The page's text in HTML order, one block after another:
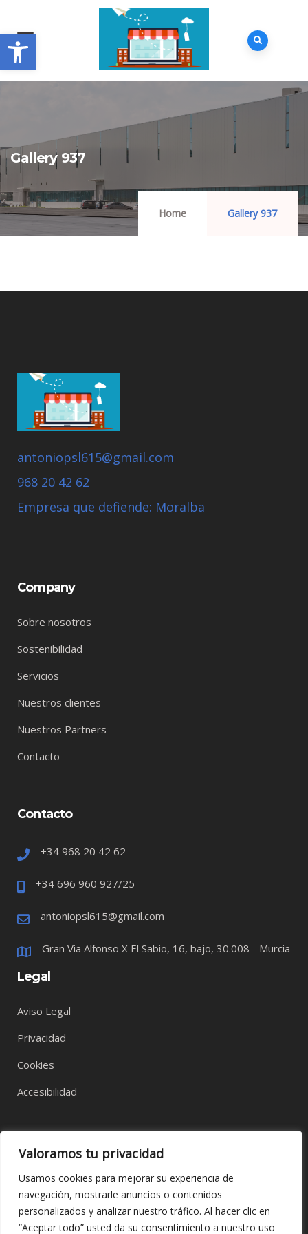
Valoramos tu privacidad
Usamos cookies para mejorar su experiencia de
navegación, mostrarle anuncios o contenidos
personalizados y analizar nuestro tráfico. Al hacer clic en
“Aceptar todo” usted da su consentimiento a nuestro uso
Gallery 937
Home Gallery 937
antoniopsl615@gmail.com
968 20 42 62
Empresa que defiende: Moralba
Company
Sobre nosotros
Sostenibilidad
Servicios
Nuestros clientes
Nuestros Partners
Contacto
Contacto
+34 968 20 42 62
+34 696 960 927/25
antoniopsl615@gmail.com
Gran Via Alfonso X El Sabio, 16, bajo, 30.008 - Murcia
Legal
Aviso Legal
Privacidad
Cookies
Accesibilidad
Abrir barra de herramientas